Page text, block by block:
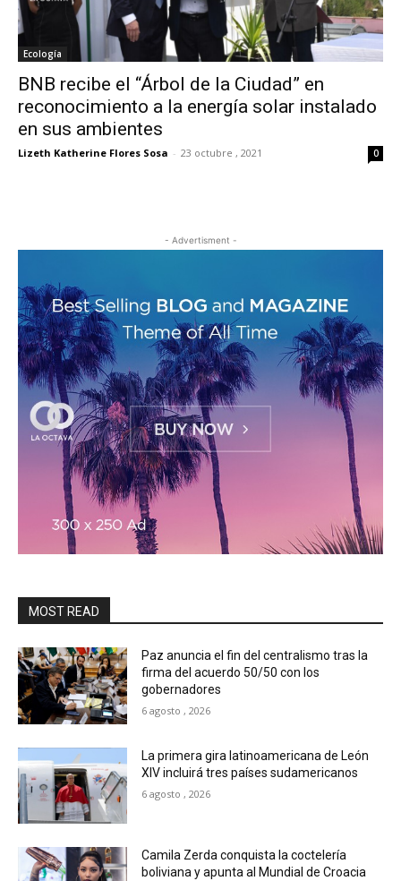
Ecología
BNB recibe el “Árbol de la Ciudad” en
reconocimiento a la energía solar instalado
en sus ambientes
Lizeth Katherine Flores Sosa - 23 octubre , 2021 0
- Advertisment -
MOST READ
Paz anuncia el fin del centralismo tras la
firma del acuerdo 50/50 con los
gobernadores
6 agosto , 2026
La primera gira latinoamericana de León
XIV incluirá tres países sudamericanos
6 agosto , 2026
Camila Zerda conquista la coctelería
boliviana y apunta al Mundial de Croacia